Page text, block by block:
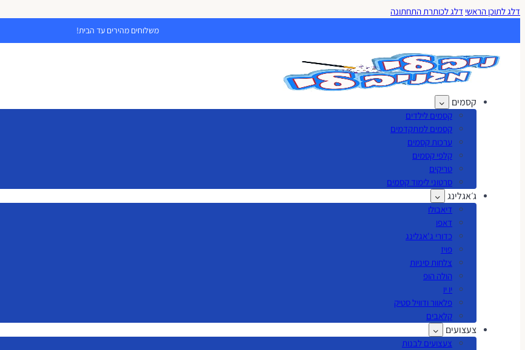
דלג לתוכן הראשי דלג לכותרת התחתונה
משלוחים מהירים עד הבית!
קסמים
קסמים לילדים
קסמים למתקדמים
ערכות קסמים
קלפי קסמים
טריקים
סרטוני לימוד קסמים
ג׳אגלינג
דיאבולו
דאפו
כדורי ג'אגלינג
פויז
צלחות סיניות
הולה הופ
יו יו
פלאוור ודוויל סטיק
קלאבים
צעצועים
צעצועים לבנות